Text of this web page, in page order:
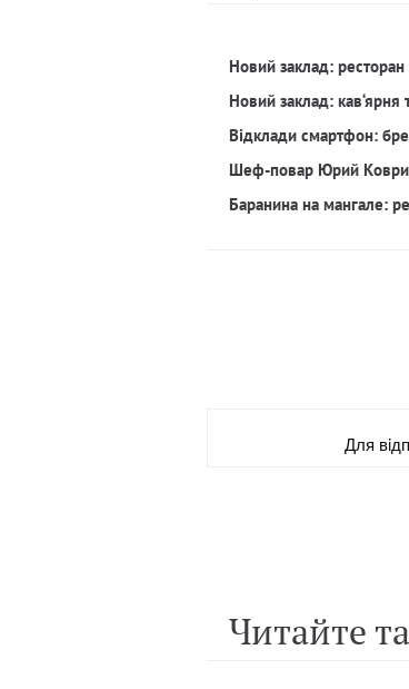
Новий заклад: ресторан
Новий заклад:
Відклади смартфон:
Шеф-повар Юрий
Баранина на мангале:
Для
Читайте